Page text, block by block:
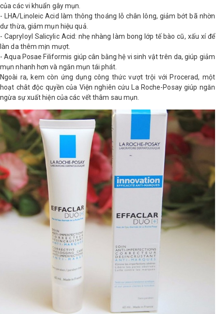
của các vi khuẩn gây mụn.
- LHA/Linoleic Acid làm thông thoáng lỗ chân lông, giảm bớt bã nhờn
dư thừa, giảm mụn hiệu quả.
- Capryloyl Salicylic Acid: nhẹ nhàng làm bong lớp tế bào cũ, xấu xí để
làn da thêm mịn mượt.
- Aqua Posae Filiformis giúp cân bằng hệ vi sinh vật trên da, giúp giảm
mụn nhanh hơn và ngăn mụn tái phát.
Ngoài ra, kem còn ứng dụng công thức vượt trội với Procerad, một
hoạt chât độc quyền của Viện nghiên cứu La Roche-Posay giúp ngăn
ngừa sự xuất hiện của các vết thâm sau mụn.